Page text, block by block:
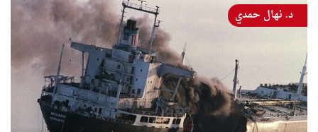
د. نهال حمدي